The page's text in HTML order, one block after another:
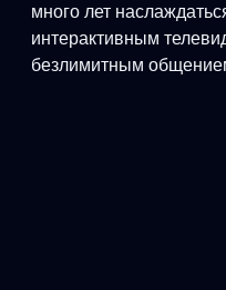
много лет
интерактивным
безлимитным